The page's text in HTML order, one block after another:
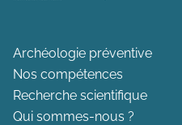
Archéologie préventive
Nos compétences
Recherche scientifique
Qui sommes-nous ?